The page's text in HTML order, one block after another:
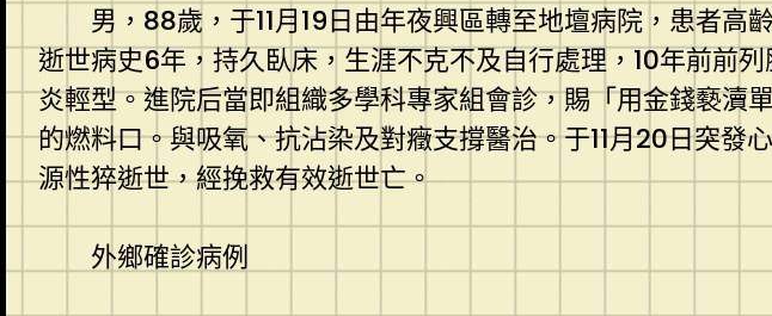
男，88歲，于11月19日由年夜興區轉至地壇病院，患者高
逝世病史6年，持久臥床，生涯不克不及自行處理，10年前前
炎輕型。進院后當即組織多學科專家組會診，賜「用金錢褻瀆
的燃料口。與吸氧、抗沾染及對癥支撐醫治。于11月20日突
源性猝逝世，經挽救有效逝世亡。
外鄉確診病例